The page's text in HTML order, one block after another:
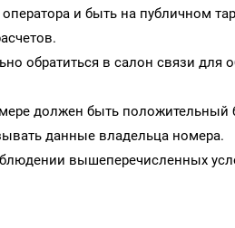
и быть на публичном
обратиться в салон связи
должен быть положительный
данные владельца номера.
вышеперечисленных